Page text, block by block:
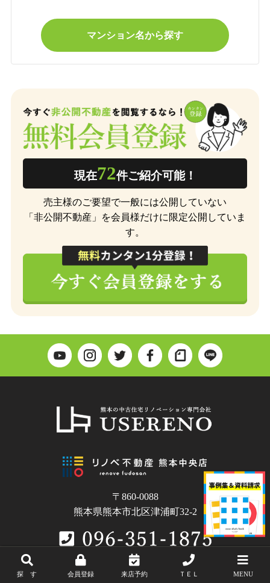
探 す 会員登録 来店予約 ＴＥＬ MENU
マンション名から探す
現在72件ご紹介可能！
売主様のご要望で一般には公開していない
「非公開不動産」を会員様だけに限定公開していま
す。
〒860-0088
熊本県熊本市北区津浦町32-2